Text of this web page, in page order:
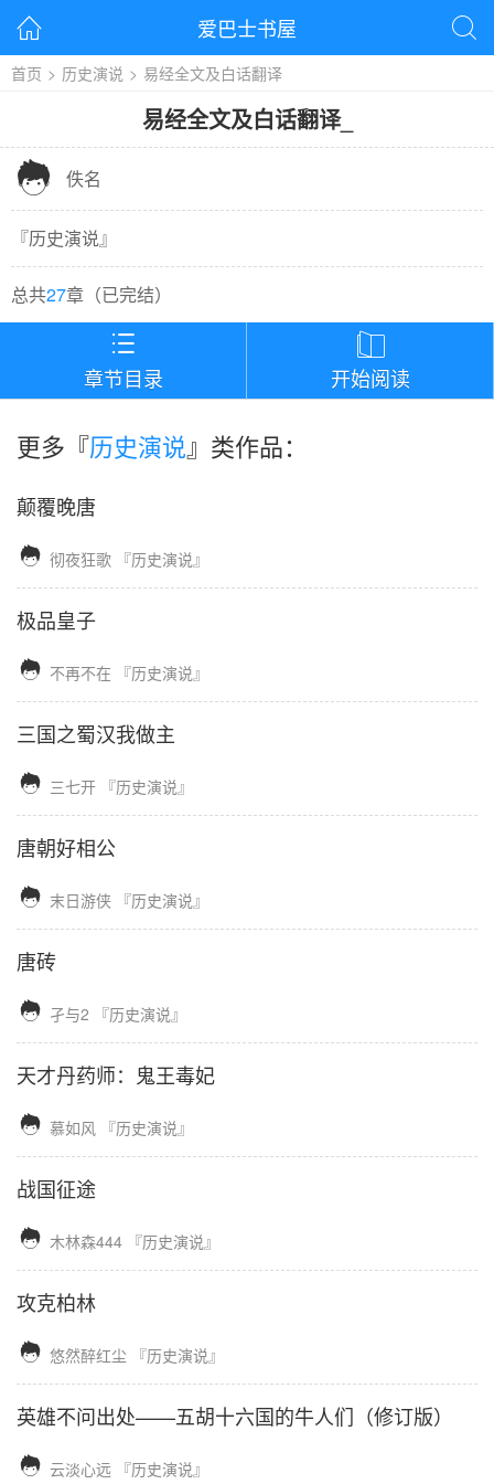
 爱巴士书屋 
首页 > 历史演说 > 易经全文及白话翻译
易经全文及白话翻译_
 佚名
『历史演说』
总共27章（已完结）

章节目录

开始阅读
更多『历史演说』类作品：
颠覆晚唐
 彻夜狂歌 『历史演说』
极品皇子
 不再不在 『历史演说』
三国之蜀汉我做主
 三七开 『历史演说』
唐朝好相公
 末日游侠 『历史演说』
唐砖
 孑与2 『历史演说』
天才丹药师：鬼王毒妃
 慕如风 『历史演说』
战国征途
 木林森444 『历史演说』
攻克柏林
 悠然醉红尘 『历史演说』
英雄不问出处——五胡十六国的牛人们（修订版）
 云淡心远 『历史演说』